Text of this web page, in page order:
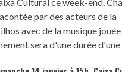
par des acteurs de la
avec de la musique
sera d'une durée d'une